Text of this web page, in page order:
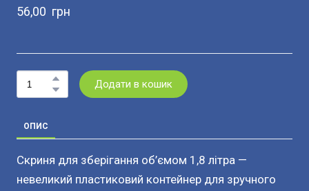
56,00  грн
Додати в кошик
ОПИС
Скриня для зберігання об’ємом 1,8 літра —
невеликий пластиковий контейнер для зручного